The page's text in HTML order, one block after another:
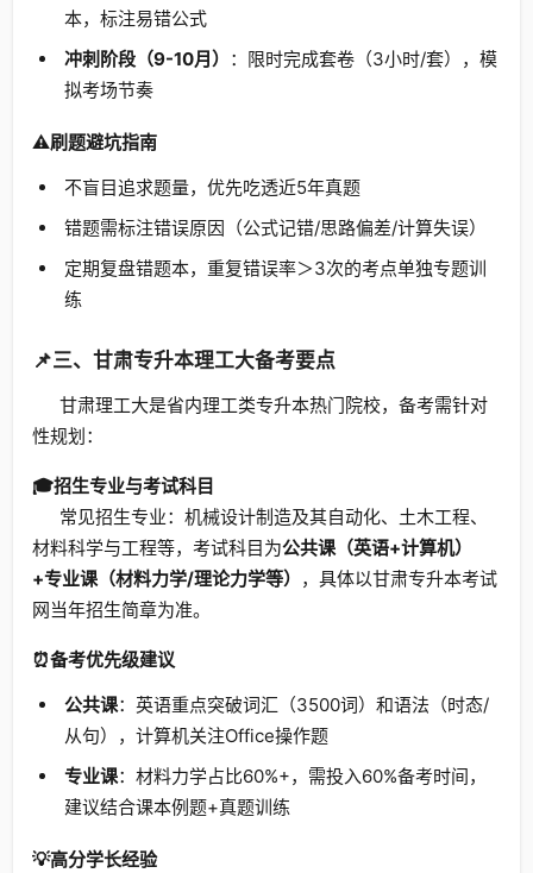
本，标注易错公式
冲刺阶段（9-10月） ：限时完成套卷（3小时/套），模
拟考场节奏
⚠️刷题避坑指南
不盲目追求题量，优先吃透近5年真题
错题需标注错误原因（公式记错/思路偏差/计算失误）
定期复盘错题本，重复错误率＞3次的考点单独专题训
练
📌三、甘肃专升本理工大备考要点
甘肃理工大是省内理工类专升本热门院校，备考需针对
性规划：
🎓招生专业与考试科目
常见招生专业：机械设计制造及其自动化、土木工程、
材料科学与工程等，考试科目为公共课（英语+计算机）
+专业课（材料力学/理论力学等） ，具体以甘肃专升本考试
网当年招生简章为准。
⏰备考优先级建议
公共课：英语重点突破词汇（3500词）和语法（时态/
从句），计算机关注Office操作题
专业课：材料力学占比60%+，需投入60%备考时间，
建议结合课本例题+真题训练
💡高分学长经验